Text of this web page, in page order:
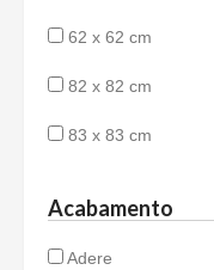
62 x 62 cm
82 x 82 cm
83 x 83 cm
Acabamento
Adere